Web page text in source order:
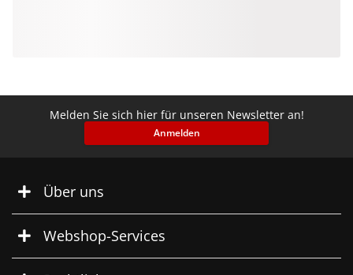
Melden Sie sich hier für unseren Newsletter an!
Anmelden
Über uns
Webshop-Services